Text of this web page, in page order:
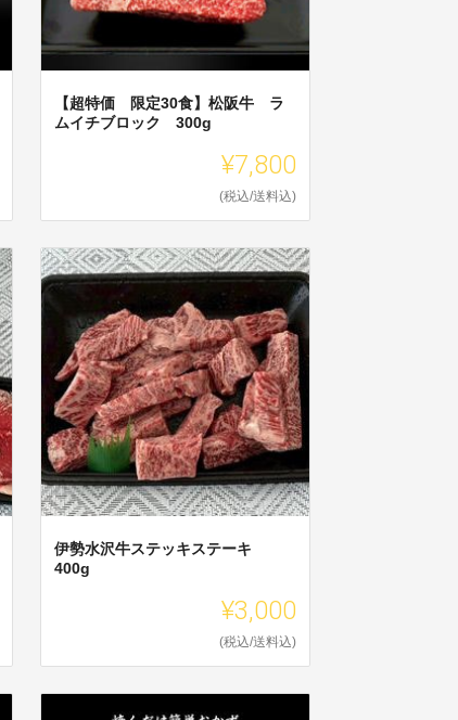
【超特価 限定30食】松阪牛 ラ
ムイチブロック 300g
¥7,800
(税込/送料込)
伊勢水沢牛ステッキステーキ
400g
¥3,000
(税込/送料込)